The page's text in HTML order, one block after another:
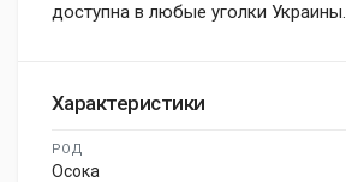
доступна в любые уголки Украины.
Характеристики
РОД
Осока